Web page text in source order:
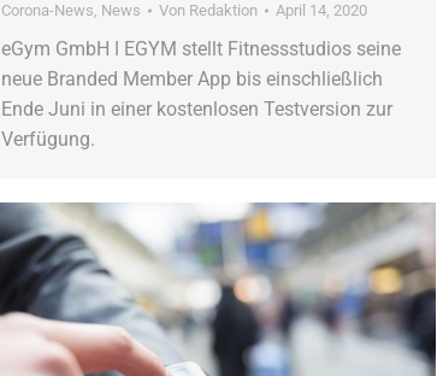
Corona-News, News Von Redaktion April 14, 2020
eGym GmbH ǀ EGYM stellt Fitnessstudios seine
neue Branded Member App bis einschließlich
Ende Juni in einer kostenlosen Testversion zur
Verfügung.